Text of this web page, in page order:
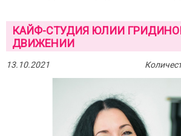
КАЙФ-СТУДИЯ ЮЛИИ
ДВИЖЕНИИ
13.10.2021